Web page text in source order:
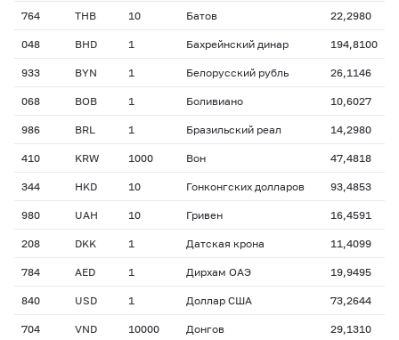
764 THB 10 Батов 22,2980
048 BHD 1 Бахрейнский динар 194,8100
933 BYN 1 Белорусский рубль 26,1146
068 BOB 1 Боливиано 10,6027
986 BRL 1 Бразильский реал 14,2980
410 KRW 1000 Вон 47,4818
344 HKD 10 Гонконгских долларов 93,4853
980 UAH 10 Гривен 16,4591
208 DKK 1 Датская крона 11,4099
784 AED 1 Дирхам ОАЭ 19,9495
840 USD 1 Доллар США 73,2644
704 VND 10000 Донгов 29,1310